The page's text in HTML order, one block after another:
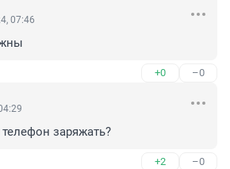
07:46
+0 –0
заряжать?
+2 –0